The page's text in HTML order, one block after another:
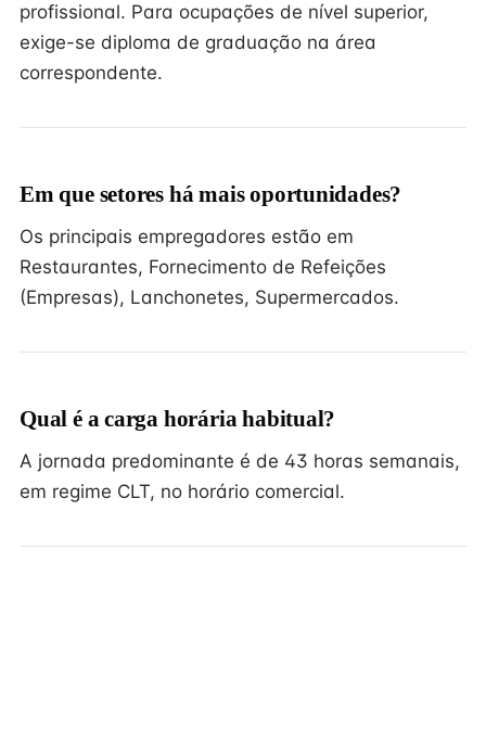
profissional. Para ocupações de nível superior,
exige-se diploma de graduação na área
correspondente.
Em que setores há mais oportunidades?
Os principais empregadores estão em
Restaurantes, Fornecimento de Refeições
(Empresas), Lanchonetes, Supermercados.
Qual é a carga horária habitual?
A jornada predominante é de 43 horas semanais,
em regime CLT, no horário comercial.